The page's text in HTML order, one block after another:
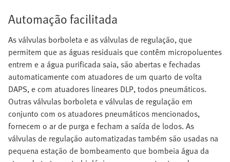
Automação facilitada
As válvulas borboleta e as válvulas de regulação, que
permitem que as águas residuais que contêm micropoluentes
entrem e a água purificada saia, são abertas e fechadas
automaticamente com atuadores de um quarto de volta
DAPS, e com atuadores lineares DLP, todos pneumáticos.
Outras válvulas borboleta e válvulas de regulação em
conjunto com os atuadores pneumáticos mencionados,
fornecem o ar de purga e fecham a saída de lodos. As
válvulas de regulação automatizadas também são usadas na
pequena estação de bombeamento que bombeia água da